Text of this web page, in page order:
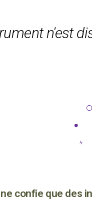
n'est
confie que des